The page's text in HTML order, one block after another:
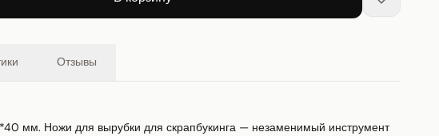
Отзывы
мм. Ножи для вырубки для скрапбукинга — незаменимый инструмент